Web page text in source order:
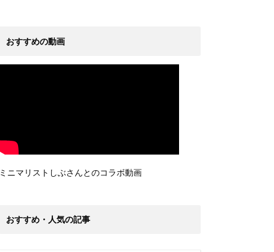
おすすめの動画
ミニマリストしぶさんとのコラボ動画
おすすめ・人気の記事